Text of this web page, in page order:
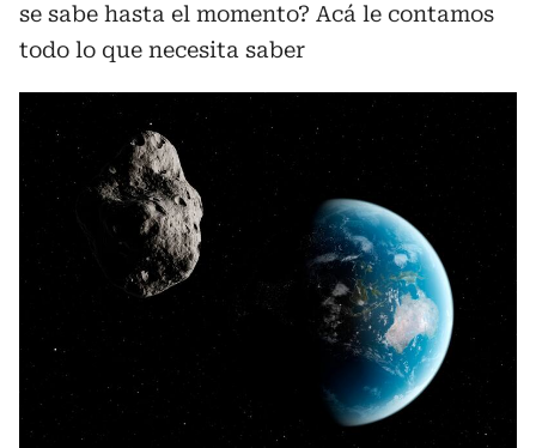
se sabe hasta el momento? Acá le contamos
todo lo que necesita saber